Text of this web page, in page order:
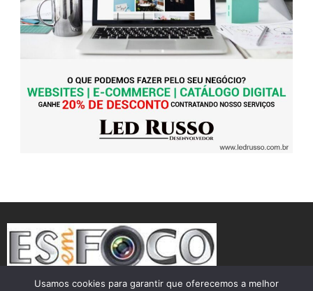
Usamos cookies para garantir que oferecemos a melhor